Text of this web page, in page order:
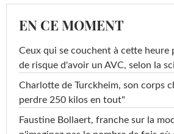
EN CE MOMENT
Ceux qui se couchent à cette heure
de risque d'avoir un AVC, selon la
Charlotte de Turckheim, son corps
perdre 250 kilos en tout"
Faustine Bollaert, franche sur la